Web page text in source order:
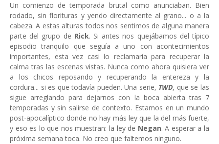
Un comienzo de temporada brutal como anunciaban. Bien
rodado, sin florituras y yendo directamente al grano... o a la
cabeza. A estas alturas todos nos sentimos de alguna manera
parte del grupo de Rick. Si antes nos quejábamos del típico
episodio tranquilo que seguía a uno con acontecimientos
importantes, esta vez casi lo reclamaría para recuperar la
calma tras las escenas vistas. Nunca como ahora quisiera ver
a los chicos reposando y recuperando la entereza y la
cordura... si es que todavía pueden. Una serie, TWD, que se las
sigue arreglando para dejarnos con la boca abierta tras 7
temporadas y sin salirse de contexto. Estamos en un mundo
post-apocalíptico donde no hay más ley que la del más fuerte,
y eso es lo que nos muestran: la ley de Negan. A esperar a la
próxima semana toca. No creo que faltemos ninguno.